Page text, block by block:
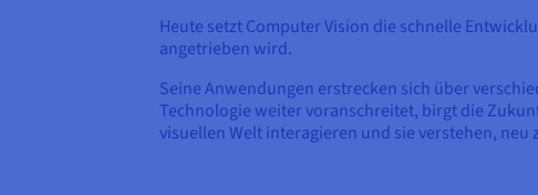
Heute setzt Computer Vision die schnelle
angetrieben wird.
Seine Anwendungen erstrecken sich über
Technologie weiter voranschreitet, birgt die
visuellen Welt interagieren und sie verstehen, neu